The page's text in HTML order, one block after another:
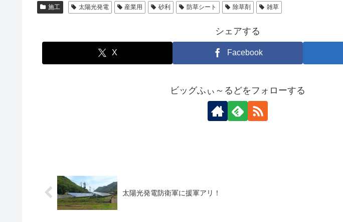
施工 太陽光発電 産業用 砂利 防草シート 除草剤 雑草
シェアする
X Facebook
ビッグふぃ～るどをフォローする
太陽光発電防衛軍に援軍アリ！